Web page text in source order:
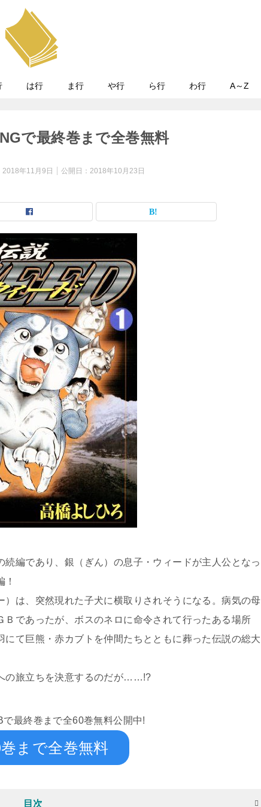
は行 ま行 や行 ら行 わ行 A～Z
で最終巻まで全巻無料
2018年11月9日 公開日：2018年10月23日
であり、銀（ぎん）の息子・ウィードが主人公となっ
は、突然現れた子犬に横取りされそうになる。病気の母
であったが、ボスのネロに命令されて行ったある場所
て巨熊・赤カブトを仲間たちとともに葬った伝説の総大
の旅立ちを決意するのだが……!?
最終巻まで全60巻無料公開中!
まで全巻無料
目次